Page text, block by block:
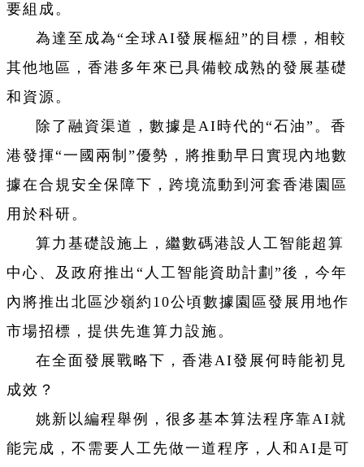
要組成。
為達至成為“全球AI發展樞紐”的目標，相較
其他地區，香港多年來已具備較成熟的發展基礎
和資源。
除了融資渠道，數據是AI時代的“石油”。香
港發揮“一國兩制”優勢，將推動早日實現內地數
據在合規安全保障下，跨境流動到河套香港園區
用於科研。
算力基礎設施上，繼數碼港設人工智能超算
中心、及政府推出“人工智能資助計劃”後，今年
內將推出北區沙嶺約10公頃數據園區發展用地作
市場招標，提供先進算力設施。
在全面發展戰略下，香港AI發展何時能初見
成效？
姚新以編程舉例，很多基本算法程序靠AI就
能完成，不需要人工先做一道程序，人和AI是可